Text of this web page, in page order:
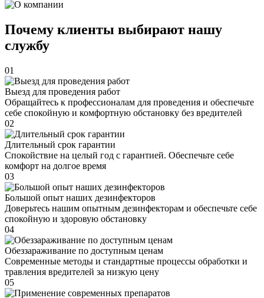
Почему клиенты выбирают нашу
службу
01
Выезд для проведения работ
Обращайтесь к профессионалам для проведения и обеспечьте
себе спокойную и комфортную обстановку без вредителей
02
Длительный срок гарантии
Спокойствие на целый год с гарантией. Обеспечьте себе
комфорт на долгое время
03
Большой опыт наших дезинфекторов
Доверьтесь нашим опытным дезинфекторам и обеспечьте себе
спокойную и здоровую обстановку
04
Обеззараживание по доступным ценам
Современные методы и стандартные процессы обработки и
травления вредителей за низкую цену
05